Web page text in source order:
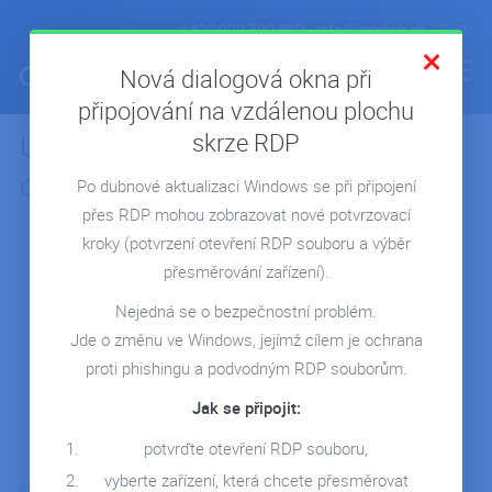
ÚVOD
POHODA V CLOUDE
MICROSOFT 365
REPORTING POWER BI
CLOUD NA MIERU
REFERENCIE
Účtovná firma Neodat s Pohodou v
cloude
+420 222 300 800 info@ipodnik.sk CS SK
Nová dialogová okna při
připojování na vzdálenou plochu
skrze RDP
Po dubnové aktualizaci Windows se při připojení
přes RDP mohou zobrazovat nové potvrzovací
kroky (potvrzení otevření RDP souboru a výběr
přesměrování zařízení).
Nejedná se o bezpečnostní problém.
Jde o změnu ve Windows, jejímž cílem je ochrana
proti phishingu a podvodným RDP souborům.
Jak se připojit:
potvrďte otevření RDP souboru,
vyberte zařízení, která chcete přesměrovat